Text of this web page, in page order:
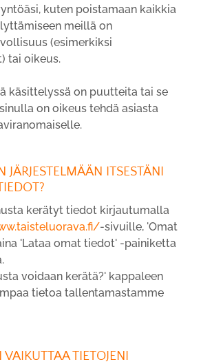
kuten poistamaan kaikkia
meillä on
(esimerkiksi
tai oikeus.
käsittelyssä on puutteita tai se
on oikeus tehdä asiasta
ITSESTÄNI
kerätyt tiedot kirjautumalla
-sivuille, 'Omat
'Lataa omat tiedot' -painiketta
voidaan kerätä?' kappaleen
tietoa tallentamastamme
TIETOJENI